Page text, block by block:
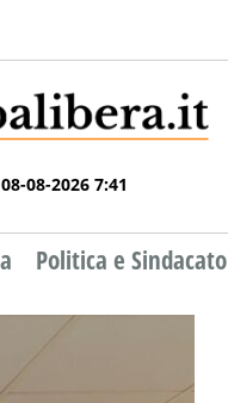
08-08-2026 7:41
Politica e Sindacato